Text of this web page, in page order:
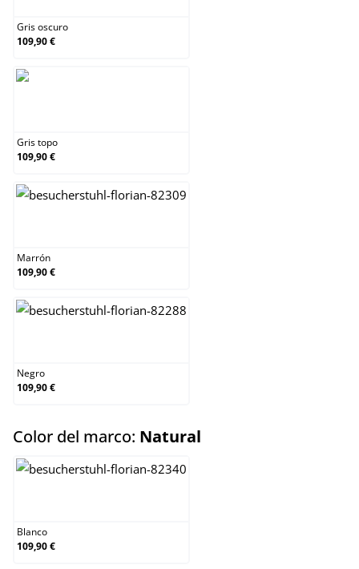
Gris oscuro
109,90 €
Gris topo
109,90 €
Marrón
109,90 €
Negro
109,90 €
Color del marco: Natural
Blanco
109,90 €